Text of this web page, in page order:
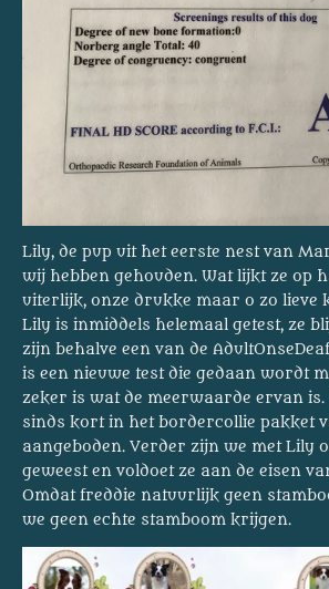
Lily, de pup uit het eerste nest van
wij hebben gehouden. Wat lijkt ze op
uiterlijk, onze drukke maar o zo lieve
Lily is inmiddels helemaal getest, ze
zijn behalve een van de
is een nieuwe test die gedaan wordt
zeker is wat de meerwaarde ervan
sinds kort in het bordercollie pakket
aangeboden. Verder zijn we met Lily
geweest en voldoet ze aan de eisen
Omdat freddie natuurlijk geen
we geen echte stamboom krijgen.